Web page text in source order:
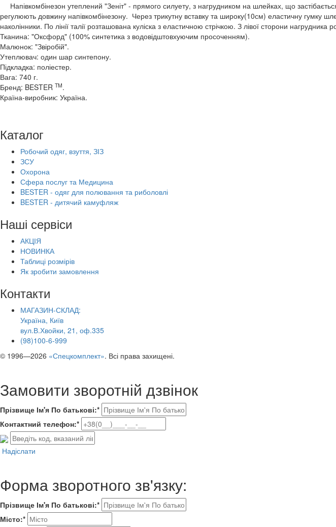
Напівкомбінезон утеплений "Зеніт" - прямого силуету, з нагрудником на шлейках, що
регулюють довжину напівкомбінезону. Через трикутну вставку та широку(10см) еластичну гумку
наколінники. По лінії талії розташована куліска з еластичною стрічкою. З лівої сторони
Тканина: "Оксфорд" (100% синтетика з водовідштовхуючим просоченням).
Малюнок: "Звіробій".
Утеплювач: один шар синтепону.
Підкладка: поліестер.
Вага: 740 г.
Бренд: BESTER TM.
Країна-виробник: Україна.
Каталог
Робочий одяг, взуття, ЗІЗ
ЗСУ
Охорона
Сфера послуг та Медицина
BESTER - одяг для полювання та риболовлі
BESTER - дитячий камуфляж
Наші сервіси
АКЦІЯ
НОВИНКА
Таблиці розмірів
Як зробити замовлення
Контакти
МАГАЗИН-СКЛАД:
Україна, Київ
вул.В.Хвойки, 21, оф.335
(98)100-6-999
© 1996—2026 «Спецкомплект». Всі права захищені.
Замовити зворотній дзвінок
Прізвище Ім'я По батькові:*
Контактний телефон:*
Надіслати
Форма зворотного зв'язку:
Прізвище Ім'я По батькові:*
Місто:*